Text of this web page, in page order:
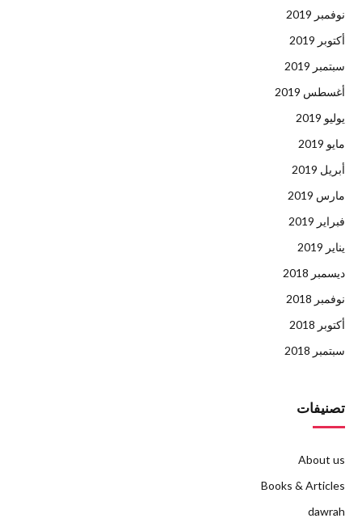
نوفمبر 2019
أكتوبر 2019
سبتمبر 2019
أغسطس 2019
يوليو 2019
مايو 2019
أبريل 2019
مارس 2019
فبراير 2019
يناير 2019
ديسمبر 2018
نوفمبر 2018
أكتوبر 2018
سبتمبر 2018
تصنيفات
About us
Books & Articles
dawrah